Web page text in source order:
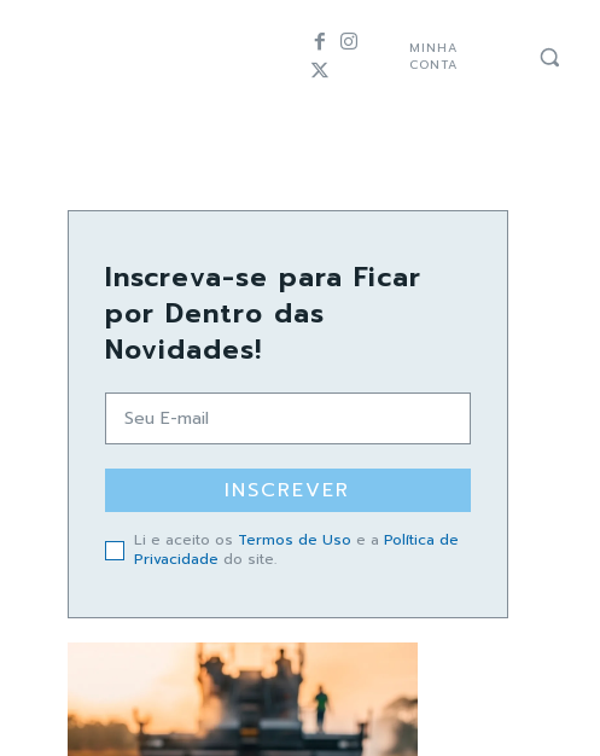
MINHA
CONTA
Inscreva-se para Ficar
por Dentro das
Novidades!
INSCREVER
Li e aceito os Termos de Uso e a Política de
Privacidade do site.